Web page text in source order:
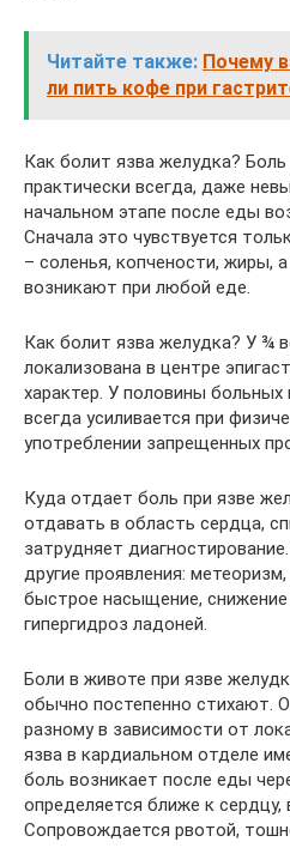
Читайте также: Почему
ли пить кофе при
Как болит язва желудка? Боль
практически всегда, даже
начальном этапе после еды
Сначала это чувствуется
– соленья, копчености, жиры,
возникают при любой еде.
Как болит язва желудка? У ¾
локализована в центре
характер. У половины больных
всегда усиливается при
употреблении запрещенных
Куда отдает боль при язве
отдавать в область сердца,
затрудняет
другие проявления:
быстрое насыщение, снижение
гипергидроз ладоней.
Боли в животе при язве
обычно постепенно стихают.
разному в зависимости от
язва в кардиальном отделе
боль возникает после еды
определяется ближе к сердцу,
Сопровождается рвотой,